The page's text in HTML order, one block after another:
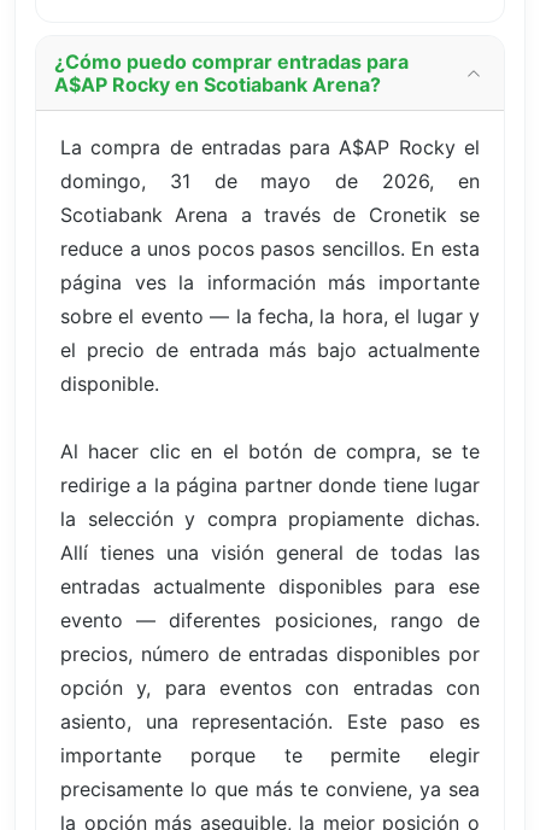
¿Cómo puedo comprar entradas para
A$AP Rocky en Scotiabank Arena?
La compra de entradas para A$AP Rocky el
domingo, 31 de mayo de 2026, en
Scotiabank Arena a través de Cronetik se
reduce a unos pocos pasos sencillos. En esta
página ves la información más importante
sobre el evento — la fecha, la hora, el lugar y
el precio de entrada más bajo actualmente
disponible.
Al hacer clic en el botón de compra, se te
redirige a la página partner donde tiene lugar
la selección y compra propiamente dichas.
Allí tienes una visión general de todas las
entradas actualmente disponibles para ese
evento — diferentes posiciones, rango de
precios, número de entradas disponibles por
opción y, para eventos con entradas con
asiento, una representación. Este paso es
importante porque te permite elegir
precisamente lo que más te conviene, ya sea
la opción más asequible, la mejor posición o